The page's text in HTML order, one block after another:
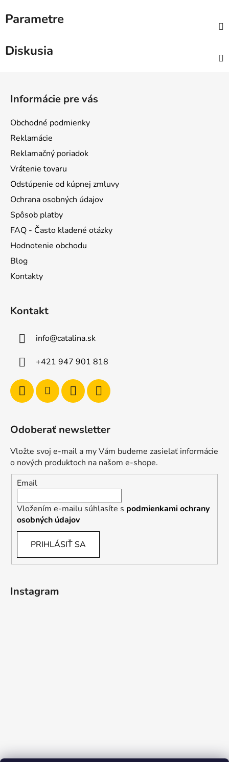
Parametre
Diskusia
Informácie pre vás
Obchodné podmienky
Reklamácie
Reklamačný poriadok
Vrátenie tovaru
Odstúpenie od kúpnej zmluvy
Ochrana osobných údajov
Spôsob platby
FAQ - Často kladené otázky
Hodnotenie obchodu
Blog
Kontakty
Kontakt
info@catalina.sk
+421 947 901 818
Odoberať newsletter
Vložte svoj e-mail a my Vám budeme zasielať informácie
o nových produktoch na našom e-shope.
Email
Vložením e-mailu súhlasíte s podmienkami ochrany
osobných údajov
PRIHLÁSIŤ SA
Instagram